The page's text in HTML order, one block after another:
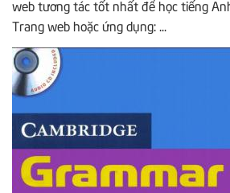
web tương tác tốt nhất để học tiếng
Trang web hoặc ứng dụng: ...